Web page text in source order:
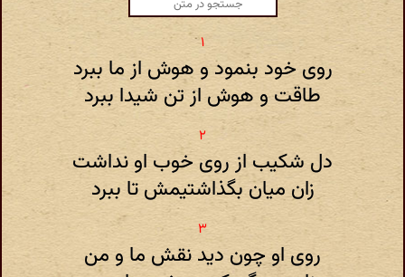
روی خود بنمود و هوش از ما ببرد
طاقت و هوش از تن شیدا ببرد
دل شکیب از روی خوب او نداشت
زان میان بگذاشتیمش تا ببرد
روی او چون دید نقش ما و من